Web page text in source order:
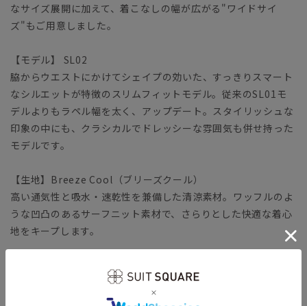
なサイズ展開に加えて、着こなしの幅が広がる"ワイドサイ
ズ"もご用意しました。
【モデル】 SL02
脇からウエストにかけてシェイプの効いた、すっきりスマート
なシルエットが特徴のスリムフィットモデル。従来のSL01モ
デルよりもラペル幅を太く、アップデート。スタイリッシュな
印象の中にも、クラシカルでドレッシーな雰囲気も併せ持った
モデルです。
【生地】Breeze Cool（ブリーズクール）
高い通気性と吸水・速乾性を兼備した清涼素材。ワッフルのよ
うな凹凸のあるサーフニット素材で、さらりとした快適な着心
地をキープします。
ウォッシャブル／汚れてもご家庭で簡単にお洗濯が可能です。